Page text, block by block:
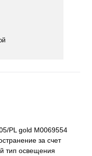
PL gold М0069554
за счет
тип освещения